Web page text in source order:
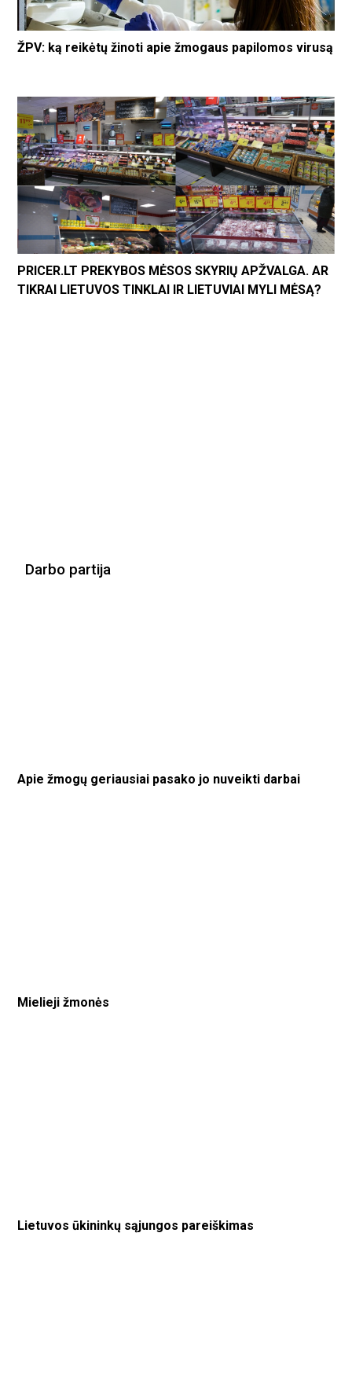
ŽPV: ką reikėtų žinoti apie žmogaus papilomos virusą
PRICER.LT PREKYBOS MĖSOS SKYRIŲ APŽVALGA. AR
TIKRAI LIETUVOS TINKLAI IR LIETUVIAI MYLI MĖSĄ?
Darbo partija
Apie žmogų geriausiai pasako jo nuveikti darbai
Mielieji žmonės
Lietuvos ūkininkų sąjungos pareiškimas